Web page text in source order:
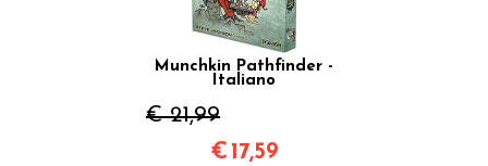
Munchkin Pathfinder -
Italiano
€ 21,99
€ 17,59